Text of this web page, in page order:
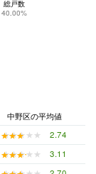
総戸数
40.00%
中野区の平均値
★★★★★
★★★★★
2.74
★★★★★
★★★★★
3.11